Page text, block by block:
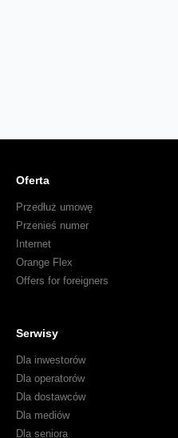
Oferta
Przedłuż umowę
Przenieś numer
Internet
Orange Flex
Offers for foreigners
Serwisy
Dla inwestorów
Dla operatorów
Dla dostawców
Dla mediów
Dla seniora